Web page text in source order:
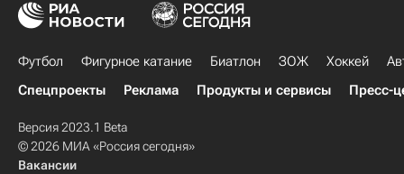
Футбол Фигурное катание Биатлон ЗОЖ Хоккей
Спецпроекты
Реклама Продукты и сервисы Пресс-
Версия 2023.1 Beta
© 2026 МИА «Россия сегодня»
Вакансии